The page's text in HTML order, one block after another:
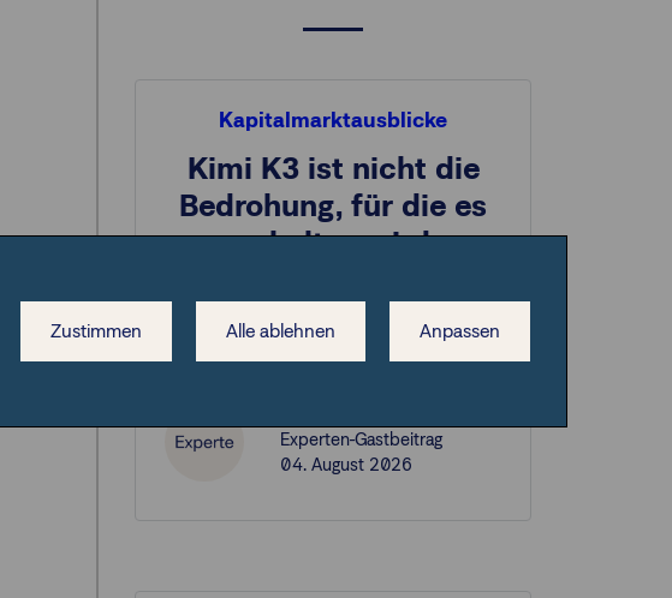
Kapitalmarktausblicke
Kimi K3 ist nicht die
Bedrohung, für die es
gehalten wird
Immer wieder sorgen neue
chinesische KI-Modelle für Unruhe
an den Märkten. Do…
Experten-Gastbeitrag
04. August 2026
Zustimmen Alle ablehnen Anpassen